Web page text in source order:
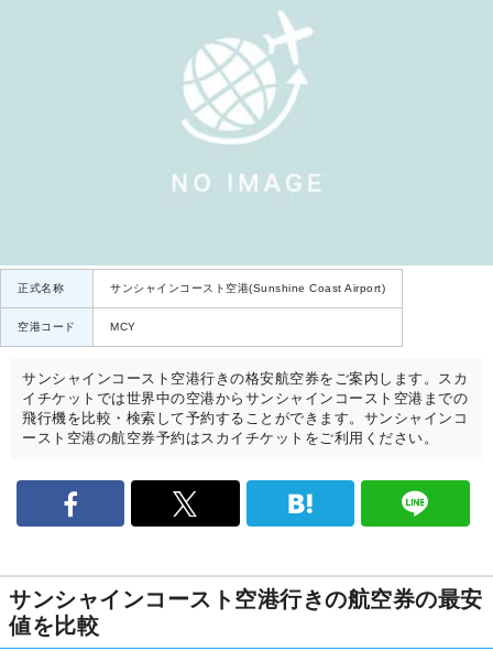
正式名称 サンシャインコースト空港(Sunshine Coast Airport)
空港コード MCY
サンシャインコースト空港行きの格安航空券をご案内します。スカ
イチケットでは世界中の空港からサンシャインコースト空港までの
飛行機を比較・検索して予約することができます。サンシャインコ
ースト空港の航空券予約はスカイチケットをご利用ください。
サンシャインコースト空港行きの航空券の最安
値を比較